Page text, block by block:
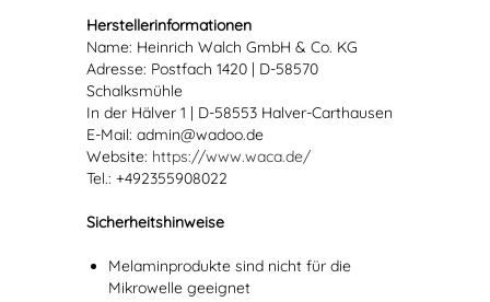
Herstellerinformationen
Name: Heinrich Walch GmbH & Co. KG
Adresse: Postfach 1420 | D-58570
Schalksmühle
In der Hälver 1 | D-58553 Halver-Carthausen
E-Mail: admin@wadoo.de
Website: https://www.waca.de/
Tel.: +492355908022
Sicherheitshinweise
Melaminprodukte sind nicht für die
Mikrowelle geeignet